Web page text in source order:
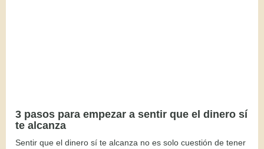
3 pasos para empezar a sentir que el dinero sí
te alcanza
Sentir que el dinero sí te alcanza no es solo cuestión de tener